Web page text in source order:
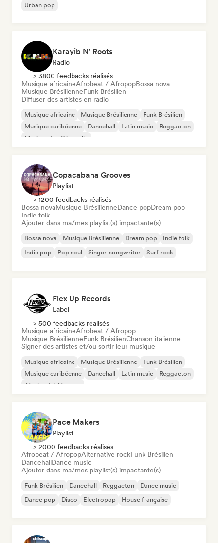
Urban pop
Karayib N' Roots
Radio
> 3800 feedbacks réalisés
Musique africaineAfrobeat / AfropopBossa nova
Musique BrésilienneFunk Brésilien
Diffuser des artistes en radio
Musique africaine Musique Brésilienne
Funk Brésilien
Musique caribéenne
Dancehall Latin music
Reggaeton
Musique traditionnelle
Copacabana Grooves
Playlist
> 1200 feedbacks réalisés
Bossa novaMusique BrésilienneDance popDream pop
Indie folk
Ajouter dans ma/mes playlist(s) impactante(s)
Bossa nova Musique Brésilienne Dream pop
Indie folk
Indie pop
Pop soul Singer-songwriter Surf rock
Flex Up Records
Label
> 500 feedbacks réalisés
Musique africaineAfrobeat / Afropop
Musique BrésilienneFunk BrésilienChanson italienne
Signer des artistes et/ou sortir leur musique
Musique africaine Musique Brésilienne
Funk Brésilien
Musique caribéenne
Dancehall Latin music
Reggaeton
Afrobeat / Afropop
Pace Makers
Playlist
> 2000 feedbacks réalisés
Afrobeat / AfropopAlternative rockFunk Brésilien
DancehallDance music
Ajouter dans ma/mes playlist(s) impactante(s)
Funk Brésilien Dancehall Reggaeton
Dance music
Dance pop
Disco Electropop House française